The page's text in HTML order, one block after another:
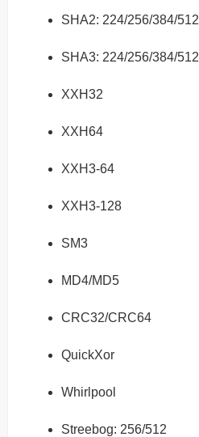
SHA2: 224/256/384/512
SHA3: 224/256/384/512
XXH32
XXH64
XXH3-64
XXH3-128
SM3
MD4/MD5
CRC32/CRC64
QuickXor
Whirlpool
Streebog: 256/512